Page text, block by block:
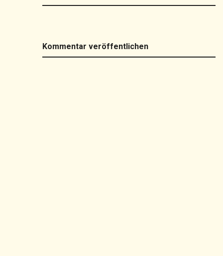
Kommentar veröffentlichen